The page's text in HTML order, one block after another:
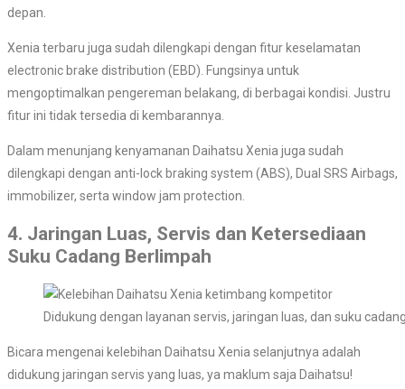
depan.
Xenia terbaru juga sudah dilengkapi dengan fitur keselamatan
electronic brake distribution (EBD). Fungsinya untuk
mengoptimalkan pengereman belakang, di berbagai kondisi. Justru
fitur ini tidak tersedia di kembarannya.
Dalam menunjang kenyamanan Daihatsu Xenia juga sudah
dilengkapi dengan anti-lock braking system (ABS), Dual SRS Airbags,
immobilizer, serta window jam protection.
4. Jaringan Luas, Servis dan Ketersediaan
Suku Cadang Berlimpah
Didukung dengan layanan servis, jaringan luas, dan suku
Bicara mengenai kelebihan Daihatsu Xenia selanjutnya adalah
didukung jaringan servis yang luas, ya maklum saja Daihatsu!